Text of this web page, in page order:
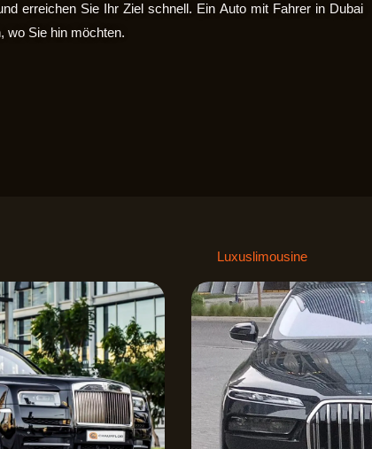
erreichen Sie Ihr Ziel schnell. Ein Auto mit Fahrer in Dubai
wo Sie hin möchten.
Luxuslimousine